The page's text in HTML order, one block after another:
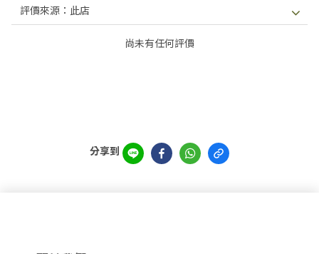
尚未有任何評價
分享到